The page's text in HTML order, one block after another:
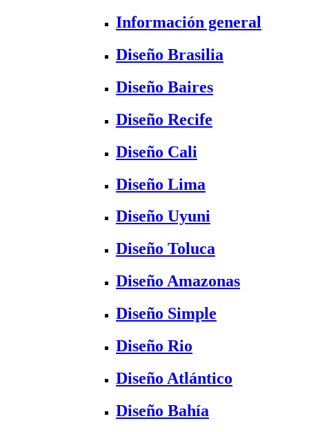
Información general
Diseño Brasilia
Diseño Baires
Diseño Recife
Diseño Cali
Diseño Lima
Diseño Uyuni
Diseño Toluca
Diseño Amazonas
Diseño Simple
Diseño Rio
Diseño Atlántico
Diseño Bahía